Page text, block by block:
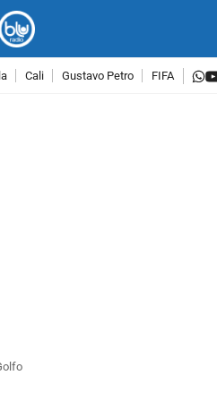
Cali Gustavo Petro FIFA